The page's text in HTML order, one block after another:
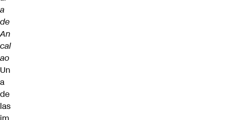
a
de
An
cal
ao
Un
a
de
las